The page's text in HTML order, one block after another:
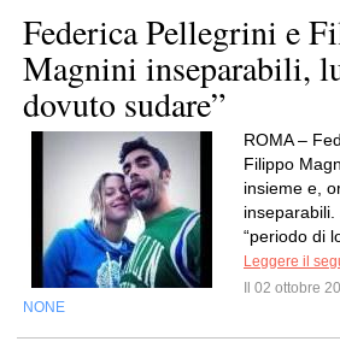
Federica Pellegrini e
Magnini inseparabili,
dovuto sudare”
ROMA –
Filippo
insieme e,
“periodo di
Leggere il
Il 02 ottobre
NONE